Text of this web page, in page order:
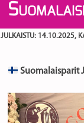
S
JULKAISTU: 14.10.2025,
Suomalaisparit